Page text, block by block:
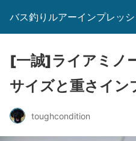
バス釣りルアーインプレッ
[一誠]ライアミノ
サイズと重さイ
toughcondition